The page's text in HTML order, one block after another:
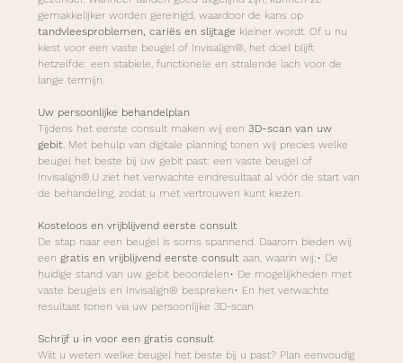
gemakkelijker worden gereinigd, waardoor de kans op
tandvleesproblemen, cariës en slijtage kleiner wordt. Of u nu
kiest voor een vaste beugel of Invisalign®, het doel blijft
hetzelfde: een stabiele, functionele en stralende lach voor de
lange termijn.
Uw persoonlijke behandelplan
Tijdens het eerste consult maken wij een 3D-scan van uw
gebit. Met behulp van digitale planning tonen wij precies welke
beugel het beste bij uw gebit past: een vaste beugel of
Invisalign®.U ziet het verwachte eindresultaat al vóór de start van
de behandeling, zodat u met vertrouwen kunt kiezen.
Kosteloos en vrijblijvend eerste consult
De stap naar een beugel is soms spannend. Daarom bieden wij
een gratis en vrijblijvend eerste consult aan, waarin wij:• De
huidige stand van uw gebit beoordelen• De mogelijkheden met
vaste beugels en Invisalign® bespreken• En het verwachte
resultaat tonen via uw persoonlijke 3D-scan
Schrijf u in voor een gratis consult
Wilt u weten welke beugel het beste bij u past? Plan eenvoudig